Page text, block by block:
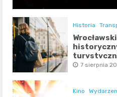
Historia
7 sierpnia
Kino